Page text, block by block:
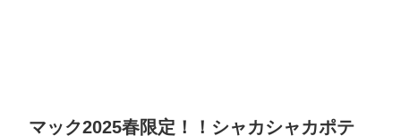
マック2025春限定！！シャカシャカポテ